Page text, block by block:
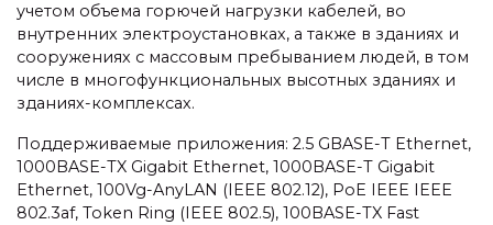
учетом объема горючей нагрузки кабелей, во
внутренних электроустановках, а также в зданиях и
сооружениях с массовым пребыванием людей, в том
числе в многофункциональных высотных зданиях и
зданиях-комплексах.
Поддерживаемые приложения: 2.5 GBASE-Т Ethernet,
1000BASE-TX Gigabit Ethernet, 1000BASE-T Gigabit
Ethernet, 100Vg-AnyLAN (IEEE 802.12), PoE IEEE IEEE
802.3af, Token Ring (IEEE 802.5), 100BASE-TX Fast